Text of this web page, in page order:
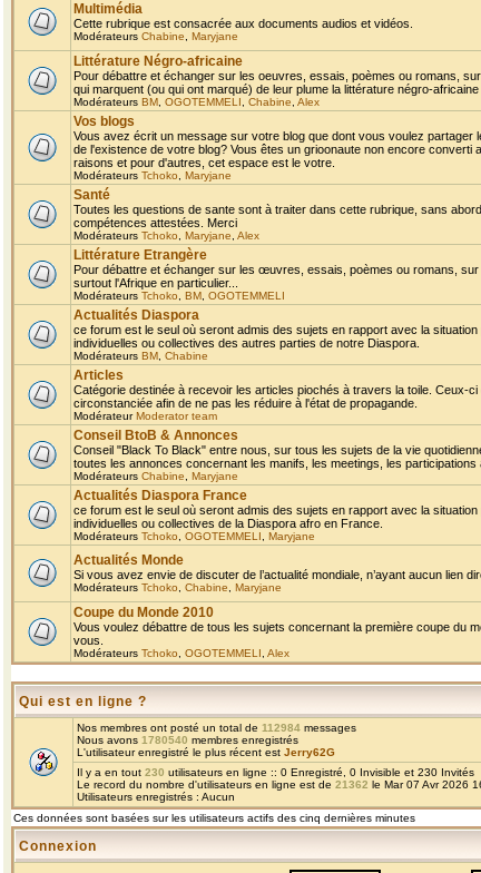
Multimédia
Cette rubrique est consacrée aux documents audios et vidéos.
Modérateurs Chabine Maryjane
Littérature Négro-africaine
Pour débattre et échanger sur les oeuvres, essais, poèmes ou romans,
qui marquent (ou qui ont marqué) de leur plume la littérature négro-africaine .
Modérateurs BM OGOTEMMELI Chabine Alex
Vos blogs
Vous avez écrit un message sur votre blog que dont vous voulez
de l'existence de votre blog? Vous êtes un grioonaute non encore
raisons et pour d'autres, cet espace est le votre.
Modérateurs Tchoko Maryjane
Santé
Toutes les questions de sante sont à traiter dans cette rubrique, sans
compétences attestées. Merci
Modérateurs Tchoko Maryjane Alex
Littérature Etrangère
Pour débattre et échanger sur les œuvres, essais, poèmes ou romans,
surtout l'Afrique en particulier...
Modérateurs Tchoko BM OGOTEMMELI
Actualités Diaspora
ce forum est le seul où seront admis des sujets en rapport avec la
individuelles ou collectives des autres parties de notre Diaspora.
Modérateurs BM Chabine
Articles
Catégorie destinée à recevoir les articles piochés à travers la toile. Ceux-
circonstanciée afin de ne pas les réduire à l'état de propagande.
ModérateurModerator team
Conseil BtoB & Annonces
Conseil "Black To Black" entre nous, sur tous les sujets de la vie
toutes les annonces concernant les manifs, les meetings, les participations
Modérateurs Chabine Maryjane
Actualités Diaspora France
ce forum est le seul où seront admis des sujets en rapport avec la
individuelles ou collectives de la Diaspora afro en France.
Modérateurs Tchoko OGOTEMMELI Maryjane
Actualités Monde
Si vous avez envie de discuter de l’actualité mondiale, n’ayant aucun lien
Modérateurs Tchoko Chabine Maryjane
Coupe du Monde 2010
Vous voulez débattre de tous les sujets concernant la première coupe du
vous.
Modérateurs Tchoko OGOTEMMELI Alex
Qui est en ligne ?
Nos membres ont posté un total de 112984 messages
Nous avons 1780540 membres enregistrés
L'utilisateur enregistré le plus récent est Jerry62G
Il y a en tout 230 utilisateurs en ligne :: 0 Enregistré, 0 Invisible et 230
Le record du nombre d'utilisateurs en ligne est de 21362 le Mar 07 Avr 2026
Utilisateurs enregistrés : Aucun
Ces données sont basées sur les utilisateurs actifs des cinq dernières minutes
Connexion